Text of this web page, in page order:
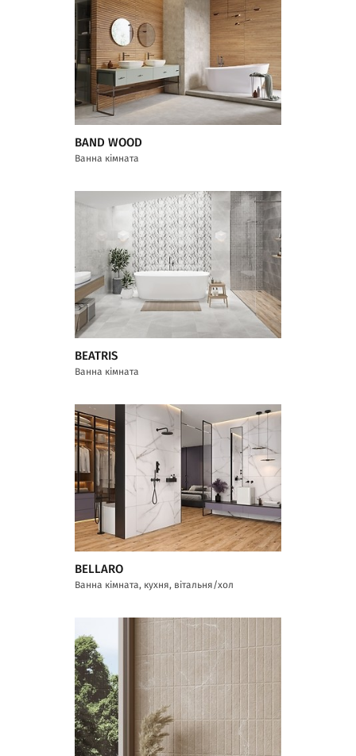
BAND WOOD
Ванна кімната
BEATRIS
Ванна кімната
BELLARO
Ванна кімната, кухня, вітальня/хол